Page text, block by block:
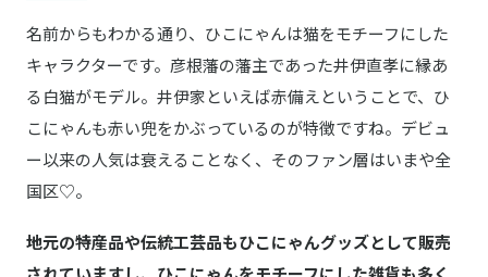
名前からもわかる通り、ひこにゃんは猫をモチーフにした
キャラクターです。彦根藩の藩主であった井伊直孝に縁あ
る白猫がモデル。井伊家といえば赤備えということで、ひ
こにゃんも赤い兜をかぶっているのが特徴ですね。デビュ
ー以来の人気は衰えることなく、そのファン層はいまや全
国区♡。
地元の特産品や伝統工芸品もひこにゃんグッズとして販売